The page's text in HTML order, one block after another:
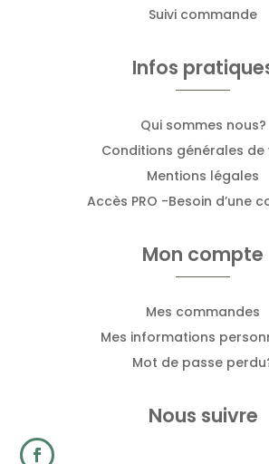
Suivi commande
Infos
Qui sommes nous?
Conditions générales de
Mentions légales
Accès PRO -Besoin d’une
Mon compte
Mes commandes
Mes informations
Mot de passe
Nous suivre